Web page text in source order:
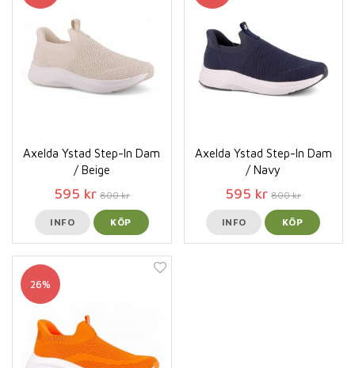
Axelda Ystad Step-In Dam
/ Beige
595 kr 800 kr
INFO KÖP
Axelda Ystad Step-In Dam
/ Navy
595 kr 800 kr
INFO KÖP
26%